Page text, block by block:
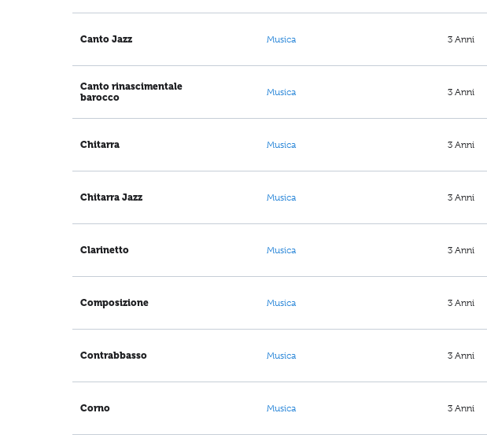
Canto Jazz Musica 3 Anni
Canto rinascimentale
barocco
Musica 3 Anni
Chitarra Musica 3 Anni
Chitarra Jazz Musica 3 Anni
Clarinetto Musica 3 Anni
Composizione Musica 3 Anni
Contrabbasso Musica 3 Anni
Corno Musica 3 Anni